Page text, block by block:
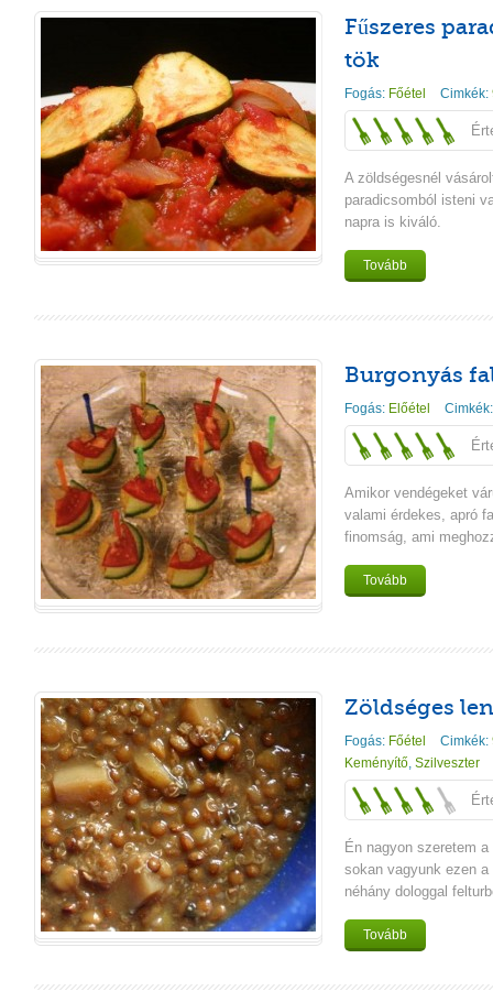
Fűszeres
tök
Fogás: Főétel Cimkék:
A zöldségesnél
paradicsomból isteni
napra is kiváló.
Tovább
Burgonyás
Fogás: Előétel
Amikor vendégeket
valami érdekes, apró
finomság, ami
Tovább
Zöldséges
Fogás: Főétel Cimkék:
Keményítő, Szilveszter
Én nagyon szeretem
sokan vagyunk ezen
néhány dologgal
Tovább